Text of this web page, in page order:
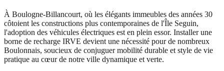
À Boulogne-Billancourt, où les élégants immeubles des années 30
côtoient les constructions plus contemporaines de l'Île Seguin,
l'adoption des véhicules électriques est en plein essor. Installer une
borne de recharge IRVE devient une nécessité pour de nombreux
Boulonnais, soucieux de conjuguer mobilité durable et style de vie
pratique au cœur de notre ville dynamique et verte.